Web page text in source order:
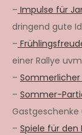
– Impulse für
dringend gute
–
einer Rallye
– Sommerlicher
– Sommer-
Gastgeschenke
– Spiele für den